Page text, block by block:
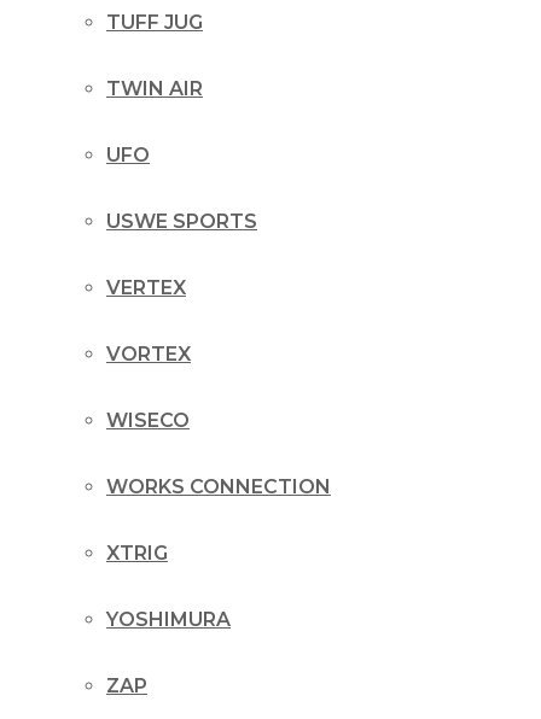
TUFF JUG
TWIN AIR
UFO
USWE SPORTS
VERTEX
VORTEX
WISECO
WORKS CONNECTION
XTRIG
YOSHIMURA
ZAP